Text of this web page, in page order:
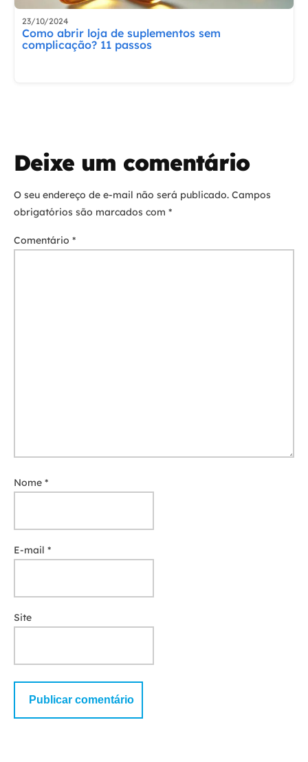
23/10/2024
Como abrir loja de suplementos sem
complicação? 11 passos
Deixe um comentário
O seu endereço de e-mail não será publicado. Campos
obrigatórios são marcados com *
Comentário *
Nome *
E-mail *
Site